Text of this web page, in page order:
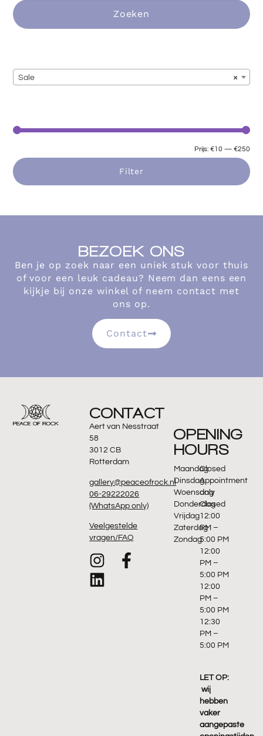
Zoeken
×
Sale
Filter
Prijs: €10 — €250
BEZOEK ONS
Ben je op zoek naar een uniek stuk voor thuis
of voor een leuk cadeau? Neem dan eens een
kijkje bij onze winkel of neem contact met
ons op.
Contact
CONTACT
Aert van Nesstraat
58
3012 CB
Rotterdam
gallery@peaceofrock.nl
06-29222026
(WhatsApp only)
Veelgestelde
vragen/FAQ
OPENING
HOURS
Maandag
Dinsdag
Woensdag
Donderdag
Vrijdag
Zaterdag
Zondag
Closed
Appointment
only
Closed
12:00
PM –
5:00 PM
12:00
PM –
5:00 PM
12:00
PM –
5:00 PM
12:30
PM –
5:00 PM
LET OP:
wij
hebben
vaker
aangepaste